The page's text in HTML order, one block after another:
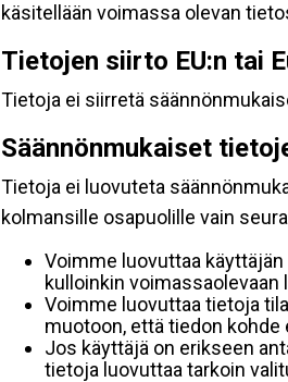
käsitellään voimassa olevan
Tietojen siirto EU:n tai
Tietoja ei siirretä
Säännönmukaiset
Tietoja ei luovuteta
kolmansille osapuolille vain
Voimme luovuttaa
kulloinkin voimassaolevaan
Voimme luovuttaa tietoja
muotoon, että tiedon
Jos käyttäjä on erikseen
tietoja luovuttaa tarkoin